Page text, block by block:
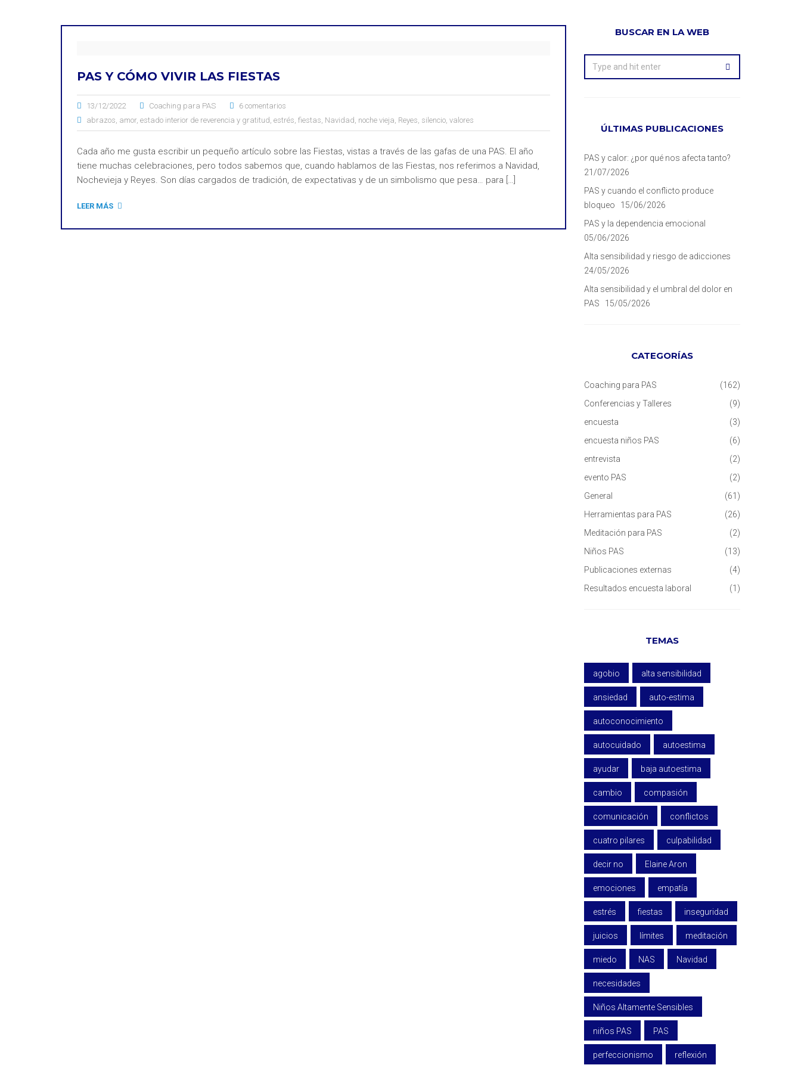
PAS Y CÓMO VIVIR LAS FIESTAS
13/12/2022 Coaching para PAS
6 comentarios
abrazos, amor, estado interior de reverencia y gratitud, estrés, fiestas, Navidad, noche vieja, Reyes, silencio, valores
Cada año me gusta escribir un pequeño artículo sobre las Fiestas, vistas a través de las gafas de una PAS. El año
tiene muchas celebraciones, pero todos sabemos que, cuando hablamos de las Fiestas, nos referimos a Navidad,
Nochevieja y Reyes. Son días cargados de tradición, de expectativas y de un simbolismo que pesa… para […]
LEER MÁS
BUSCAR EN LA WEB
ÚLTIMAS PUBLICACIONES
PAS y calor: ¿por qué nos afecta tanto?
21/07/2026
PAS y cuando el conflicto produce
bloqueo
15/06/2026
PAS y la dependencia emocional
05/06/2026
Alta sensibilidad y riesgo de adicciones
24/05/2026
Alta sensibilidad y el umbral del dolor en
PAS
15/05/2026
CATEGORÍAS
Coaching para PAS
(162)
Conferencias y Talleres
(9)
encuesta
(3)
encuesta niños PAS
(6)
entrevista
(2)
evento PAS
(2)
General
(61)
Herramientas para PAS
(26)
Meditación para PAS
(2)
Niños PAS
(13)
Publicaciones externas
(4)
Resultados encuesta laboral
(1)
TEMAS
agobio alta sensibilidad
ansiedad auto-estima
autoconocimiento
autocuidado autoestima
ayudar baja autoestima
cambio compasión
comunicación conflictos
cuatro pilares culpabilidad
decir no Elaine Aron
emociones empatía
estrés fiestas inseguridad
juicios límites meditación
miedo NAS Navidad
necesidades
Niños Altamente Sensibles
niños PAS PAS
perfeccionismo reflexión